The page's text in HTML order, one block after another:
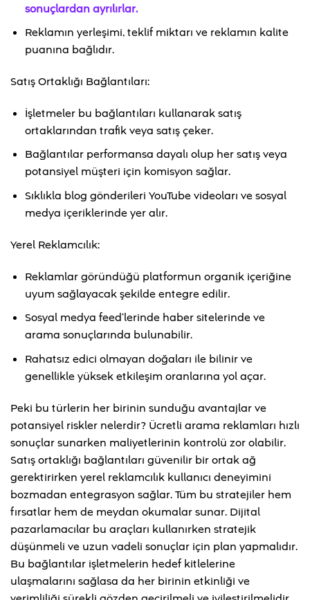
sonuçlardan ayrılırlar.
Reklamın yerleşimi, teklif miktarı ve reklamın kalite
puanına bağlıdır.
Satış Ortaklığı Bağlantıları:
İşletmeler bu bağlantıları kullanarak satış
ortaklarından trafik veya satış çeker.
Bağlantılar performansa dayalı olup her satış veya
potansiyel müşteri için komisyon sağlar.
Sıklıkla blog gönderileri YouTube videoları ve sosyal
medya içeriklerinde yer alır.
Yerel Reklamcılık:
Reklamlar göründüğü platformun organik içeriğine
uyum sağlayacak şekilde entegre edilir.
Sosyal medya feed’lerinde haber sitelerinde ve
arama sonuçlarında bulunabilir.
Rahatsız edici olmayan doğaları ile bilinir ve
genellikle yüksek etkileşim oranlarına yol açar.
Peki bu türlerin her birinin sunduğu avantajlar ve
potansiyel riskler nelerdir? Ücretli arama reklamları hızlı
sonuçlar sunarken maliyetlerinin kontrolü zor olabilir.
Satış ortaklığı bağlantıları güvenilir bir ortak ağ
gerektirirken yerel reklamcılık kullanıcı deneyimini
bozmadan entegrasyon sağlar. Tüm bu stratejiler hem
fırsatlar hem de meydan okumalar sunar. Dijital
pazarlamacılar bu araçları kullanırken stratejik
düşünmeli ve uzun vadeli sonuçlar için plan yapmalıdır.
Bu bağlantılar işletmelerin hedef kitlelerine
ulaşmalarını sağlasa da her birinin etkinliği ve